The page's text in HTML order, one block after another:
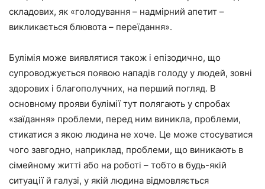
складових, як «голодування – надмірний апетит –
викликається блювота – переїдання».
Булімія може виявлятися також і епізодично, що
супроводжується появою нападів голоду у людей, зовні
здорових і благополучних, на перший погляд. В
основному прояви булімії тут полягають у спробах
«заїдання» проблеми, перед ним виникла, проблеми,
стикатися з якою людина не хоче. Це може стосуватися
чого завгодно, наприклад, проблеми, що виникають в
сімейному житті або на роботі – тобто в будь-якій
ситуації й галузі, у якій людина відмовляється